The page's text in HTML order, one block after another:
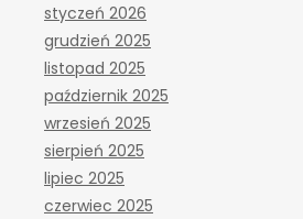
styczeń 2026
grudzień 2025
listopad 2025
październik 2025
wrzesień 2025
sierpień 2025
lipiec 2025
czerwiec 2025